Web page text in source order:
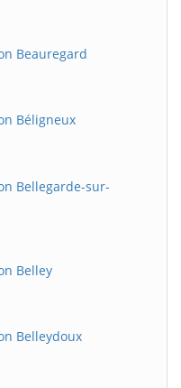
Beauregard
Béligneux
Bellegarde-sur-
Belley
Belleydoux